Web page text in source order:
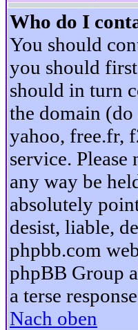
Who do I
You should
you should
should in turn
the domain
yahoo, free.fr,
service.
any way be
absolutely
desist, liable,
phpbb.com
phpBB Group
a terse
Nach oben